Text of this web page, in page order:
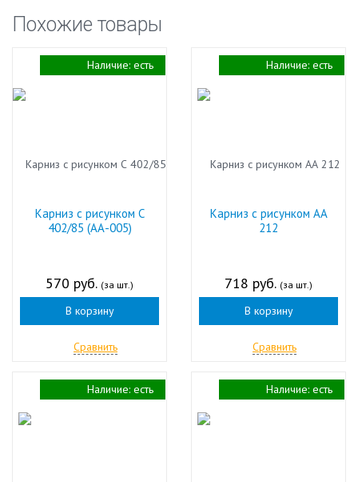
Похожие товары
Карниз с рисунком С
402/85 (АА-005)
570 руб. (за шт.)
В корзину
Сравнить
Наличие: есть
Карниз с рисунком АА
212
718 руб. (за шт.)
В корзину
Сравнить
Наличие: есть
Наличие: есть Наличие: есть